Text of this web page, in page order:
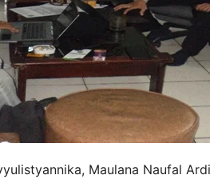
Maulana Naufal